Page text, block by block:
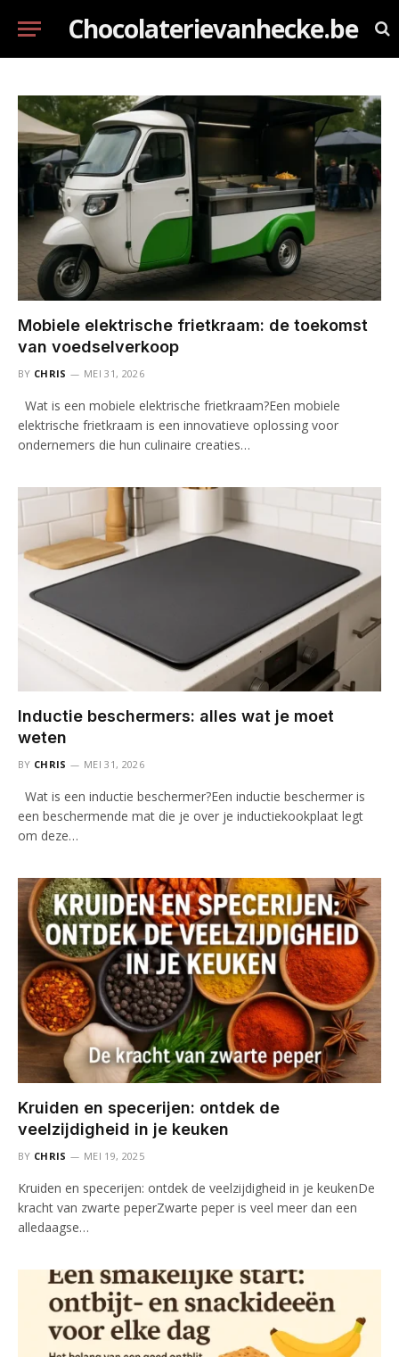
Chocolaterievanhecke.be
Mobiele elektrische frietkraam: de toekomst
van voedselverkoop
BY CHRIS MEI 31, 2026
Wat is een mobiele elektrische frietkraam?Een mobiele
elektrische frietkraam is een innovatieve oplossing voor
ondernemers die hun culinaire creaties…
Inductie beschermers: alles wat je moet
weten
BY CHRIS MEI 31, 2026
Wat is een inductie beschermer?Een inductie beschermer is
een beschermende mat die je over je inductiekookplaat legt
om deze…
Kruiden en specerijen: ontdek de
veelzijdigheid in je keuken
BY CHRIS MEI 19, 2025
Kruiden en specerijen: ontdek de veelzijdigheid in je keukenDe
kracht van zwarte peperZwarte peper is veel meer dan een
alledaagse…